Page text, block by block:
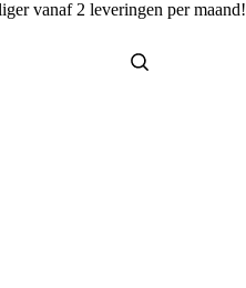
vanaf 2 leveringen per maand!